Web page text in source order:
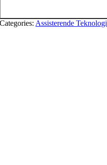
Categories: Assisterende Teknologi